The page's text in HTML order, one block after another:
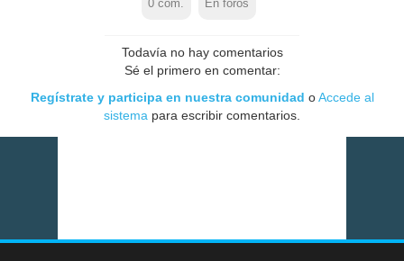
0 com. En foros
Todavía no hay comentarios
Sé el primero en comentar:
Regístrate y participa en nuestra comunidad oAccede al
sistema para escribir comentarios.